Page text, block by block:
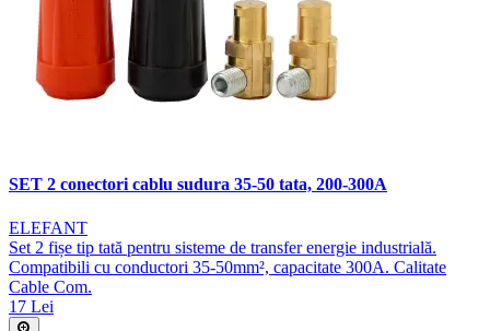
SET 2 conectori cablu sudura 35-50 tata, 200-300A
ELEFANT
Set 2 fișe tip tată pentru sisteme de transfer energie industrială.
Compatibili cu conductori 35-50mm², capacitate 300A. Calitate
Cable Com.
17 Lei